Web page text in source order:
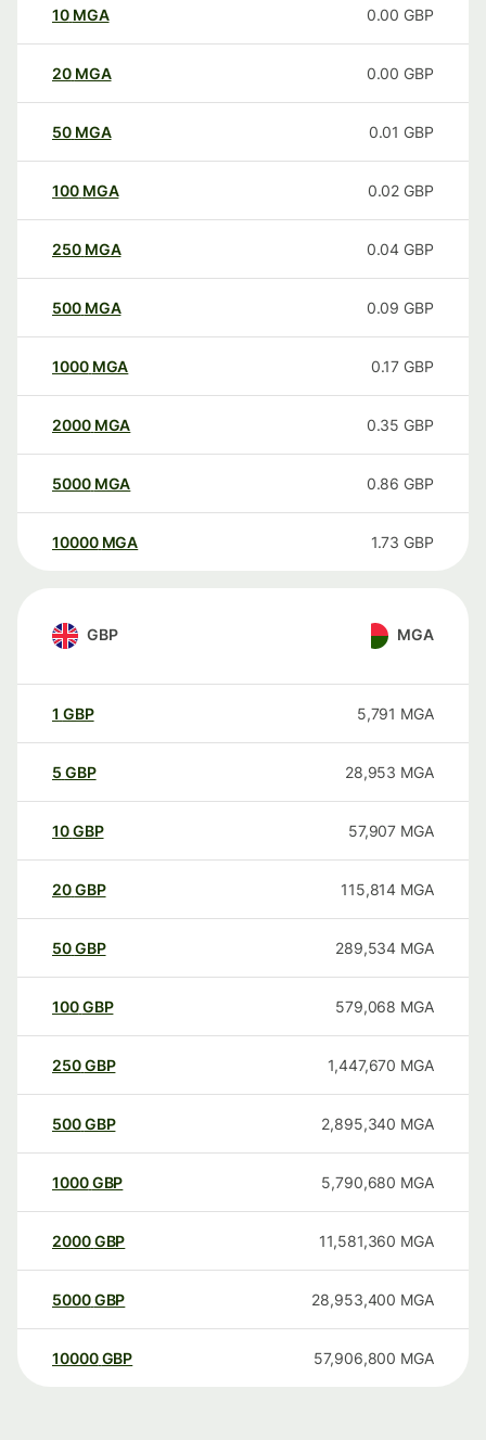
10 MGA 0.00 GBP
20 MGA 0.00 GBP
50 MGA 0.01 GBP
100 MGA 0.02 GBP
250 MGA 0.04 GBP
500 MGA 0.09 GBP
1000 MGA 0.17 GBP
2000 MGA 0.35 GBP
5000 MGA 0.86 GBP
10000 MGA 1.73 GBP
GBP MGA
1 GBP 5,791 MGA
5 GBP 28,953 MGA
10GBP 57,907 MGA
20GBP 115,814 MGA
50GBP 289,534 MGA
100GBP 579,068 MGA
250GBP 1,447,670 MGA
500GBP 2,895,340 MGA
1000GBP 5,790,680 MGA
2000GBP 11,581,360 MGA
5000GBP 28,953,400 MGA
10000 GBP 57,906,800 MGA